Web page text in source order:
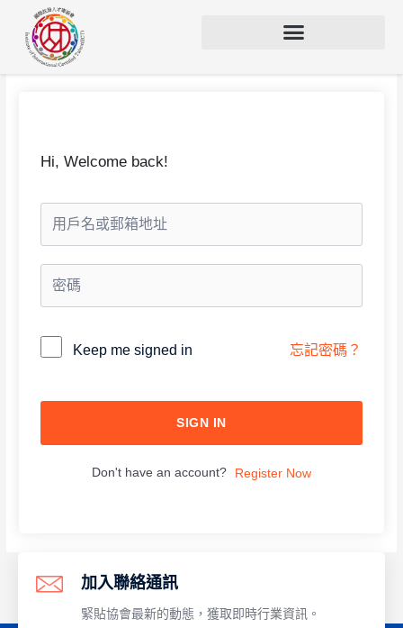
Hi, Welcome back!
Alternative:Keep me signed in 忘記密碼？
SIGN IN
Don't have an account? Register Now
加入聯絡通訊
緊貼協會最新的動態，獲取即時行業資訊。